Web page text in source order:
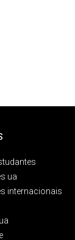
ua
internacionais